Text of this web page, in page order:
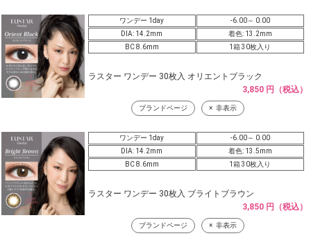
ワンデー 1day
-6.00～ 0.00
DIA: 14.2mm
着色: 13.2mm
BC 8.6mm
1箱 30枚入り
ラスター ワンデー 30枚入 オリエントブラック
3,850 円（税込）
ブランドページ 非表示
ワンデー 1day
-6.00～ 0.00
DIA: 14.2mm
着色: 13.5mm
BC 8.6mm
1箱 30枚入り
ラスター ワンデー 30枚入 ブライトブラウン
3,850 円（税込）
ブランドページ 非表示